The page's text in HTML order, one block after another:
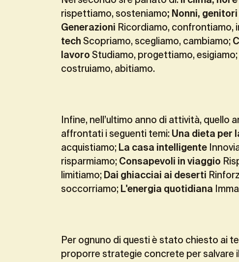
rispettiamo, sosteniamo; Nonni,
Generazioni Ricordiamo, confrontiamo,
tech Scopriamo, scegliamo, cambiamo;
lavoro Studiamo, progettiamo, esigiamo;
costruiamo, abitiamo.
Infine, nell’ultimo anno di attività, quello
affrontati i seguenti temi: Una dieta per
acquistiamo; La casa intelligente
risparmiamo; Consapevoli in viaggio
limitiamo; Dai ghiacciai ai deserti
soccorriamo; L'energia quotidiana
Per ognuno di questi è stato chiesto ai
proporre strategie concrete per salvare